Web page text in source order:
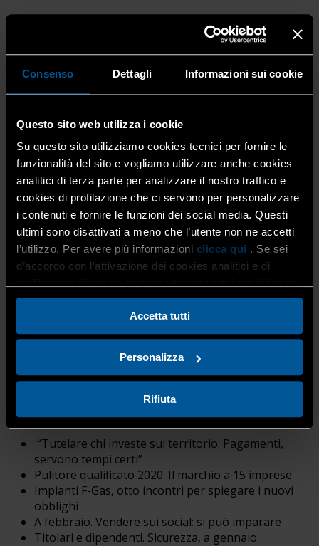
Consenso Dettagli Informazioni sui cookie
Questo sito web utilizza i cookie
Su questo sito utilizziamo cookies tecnici per fornire le
funzionalità del sito e vogliamo utilizzare anche cookies
analitici di terza parte per analizzare il nostro traffico e
cookies di profilazione che ci servono per personalizzare
i contenuti e fornire le funzioni dei social media. Questi
ultimi sono disattivati a meno che l’utente non ne accetti
l’utilizzo. Per avere più informazioni clicca qui . Se sei
d’accordo con l’attivazione dei cookies analitici e di
Accetta tutti
Personalizza
Rifiuta
Bergamo, nell’edizione digiovedì 19 dicembre, ha
nostre iniziative dedicate agli associati.
Tra i contenuti:
“Tutelare chi investe sul territorio. Pagamenti,
servono tempi certi”
Pulitore qualificato 2020. Il marchio a 15 imprese
Impianti F-Gas, otto incontri per spiegare i nuovi
obblighi
A febbraio. Vendere sui social: si può imparare
Titolari e dipendenti. Sicurezza, a gennaio